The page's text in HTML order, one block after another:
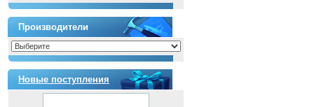
Производители
Новые поступления